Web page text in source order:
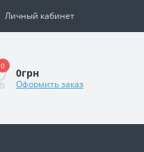
Личный кабинет
0
0грн
Оформить заказ